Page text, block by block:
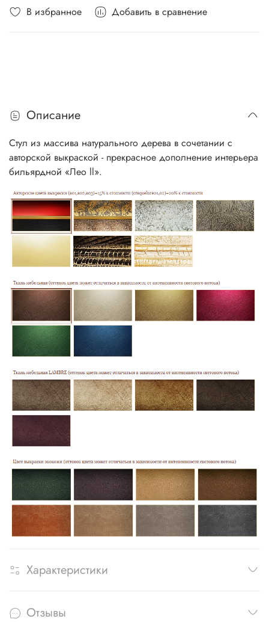
В избранное Добавить в сравнение
Описание
Стул из массива натурального дерева в сочетании с
авторской выкраской - прекрасное дополнение интерьера
бильярдной «Лео ll».
Характеристики
Отзывы